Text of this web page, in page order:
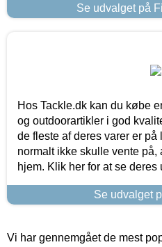
Se udvalget på
Hos Tackle.dk kan du købe
og outdoorartikler i god
de fleste af deres varer er på
normalt ikke skulle vente
hjem. Klik her for at se deres
Se udvalget
Vi har gennemgået de mest